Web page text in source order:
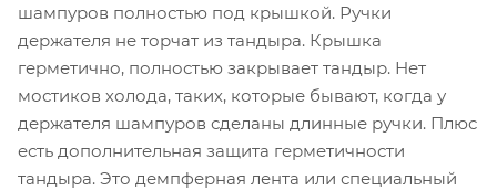
шампуров полностью под крышкой. Ручки
держателя не торчат из тандыра. Крышка
герметично, полностью закрывает тандыр. Нет
мостиков холода, таких, которые бывают, когда у
держателя шампуров сделаны длинные ручки. Плюс
есть дополнительная защита герметичности
тандыра. Это демпферная лента или специальный